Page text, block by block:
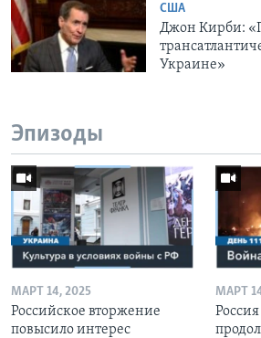
США
Джон Кирби:
Украине»
Эпизоды
МАРТ 14, 2025
Российское вторжение
повысило интерес
МАРТ